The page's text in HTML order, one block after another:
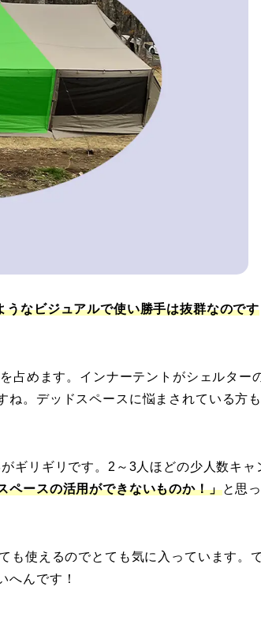
うなビジュアルで使い勝手は抜群なのです
占めます。インナーテントがシェルター
ね。デッドスペースに悩まされている方
ギリギリです。2～3人ほどの少人数キャ
ペースの活用ができないものか！」と思
も使えるのでとても気に入っています。
へんです！